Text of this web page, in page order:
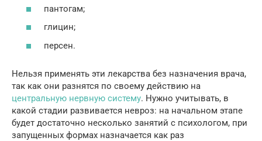
пантогам;
глицин;
персен.
Нельзя применять эти лекарства без назначения врача,
так как они разнятся по своему действию на
центральную нервную систему. Нужно учитывать, в
какой стадии развивается невроз: на начальном этапе
будет достаточно несколько занятий с психологом, при
запущенных формах назначается как раз